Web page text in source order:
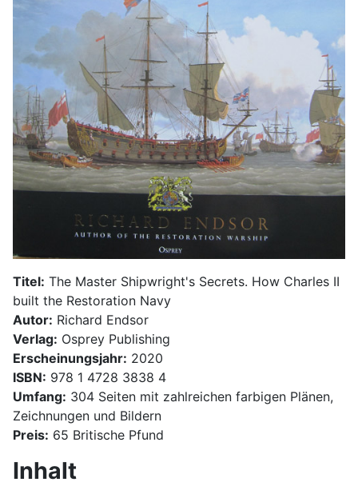
Titel: The Master Shipwright's Secrets. How Charles II
built the Restoration Navy
Autor: Richard Endsor
Verlag: Osprey Publishing
Erscheinungsjahr: 2020
ISBN: 978 1 4728 3838 4
Umfang: 304 Seiten mit zahlreichen farbigen Plänen,
Zeichnungen und Bildern
Preis: 65 Britische Pfund
Inhalt